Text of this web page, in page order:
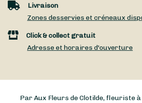
Livraison
Zones desservies et créneaux
Click & collect gratuit
Adresse et horaires d'ouverture
Par Aux Fleurs de Clotilde, fleuriste